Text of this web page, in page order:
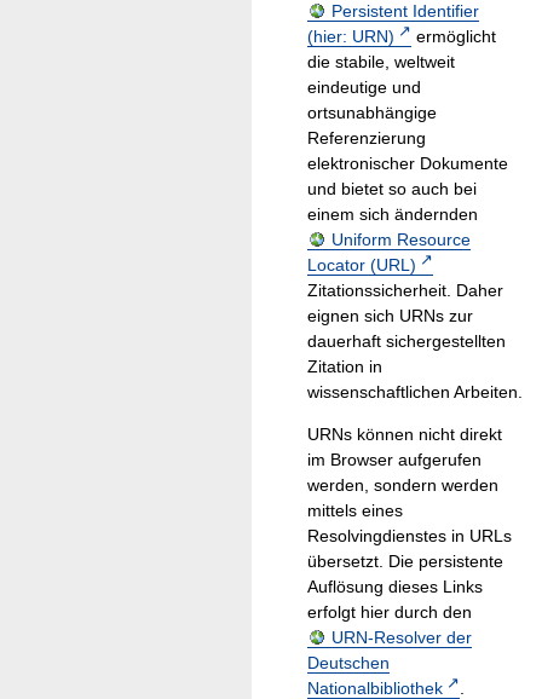
Persistent Identifier
(hier: URN)
ermöglicht
die stabile, weltweit
eindeutige und
ortsunabhängige
Referenzierung
elektronischer Dokumente
und bietet so auch bei
einem sich ändernden
Uniform Resource
Locator (URL)
Zitationssicherheit. Daher
eignen sich URNs zur
dauerhaft sichergestellten
Zitation in
wissenschaftlichen Arbeiten.
URNs können nicht direkt
im Browser aufgerufen
werden, sondern werden
mittels eines
Resolvingdienstes in URLs
übersetzt. Die persistente
Auflösung dieses Links
erfolgt hier durch den
URN-Resolver der
Deutschen
Nationalbibliothek
.